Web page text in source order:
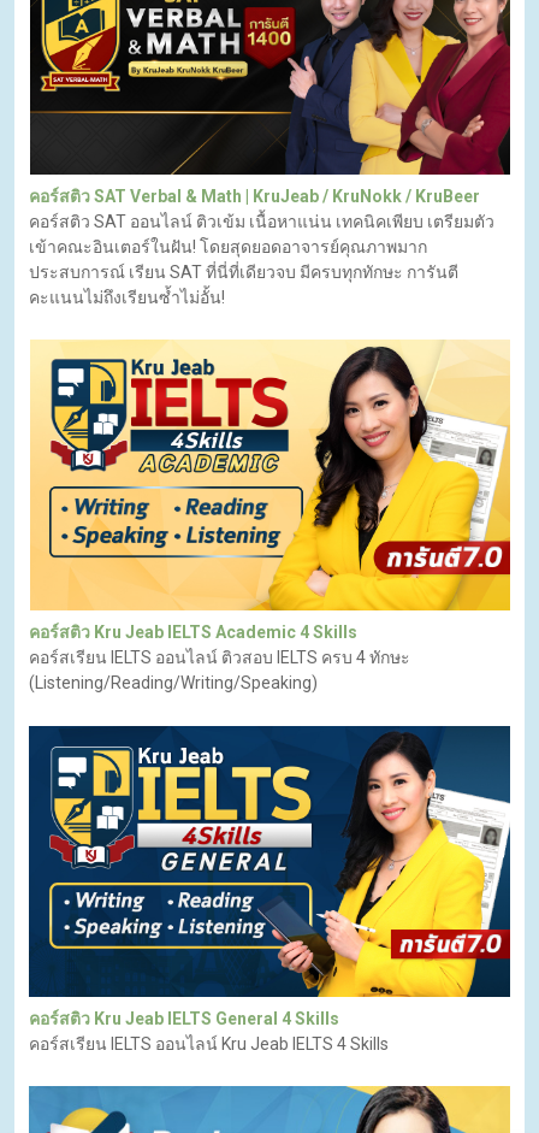
คอร์สติว SAT Verbal & Math | KruJeab / KruNokk / KruBeer
คอร์สติว SAT ออนไลน์ ติวเข้ม เนื้อหาแน่น เทคนิคเพียบ เตรียมตัว
เข้าคณะอินเตอร์ในฝัน! โดยสุดยอดอาจารย์คุณภาพมาก
ประสบการณ์ เรียน SAT ที่นี่ที่เดียวจบ มีครบทุกทักษะ การันตี
คะแนนไม่ถึงเรียนซ้ำไม่อั้น!
คอร์สติว Kru Jeab IELTS Academic 4 Skills
คอร์สเรียน IELTS ออนไลน์ ติวสอบ IELTS ครบ 4 ทักษะ
(Listening/Reading/Writing/Speaking)
คอร์สติว Kru Jeab IELTS General 4 Skills
คอร์สเรียน IELTS ออนไลน์ Kru Jeab IELTS 4 Skills